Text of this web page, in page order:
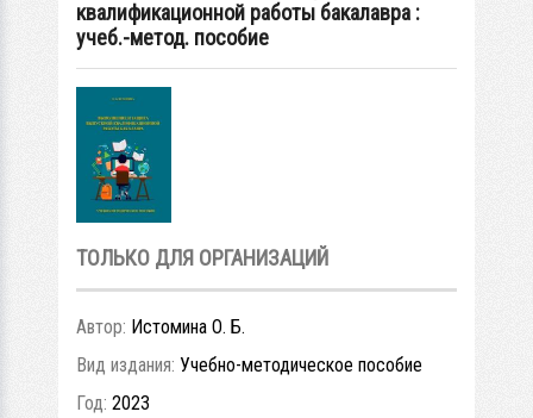
квалификационной работы бакалавра :
учеб.-метод. пособие
ТОЛЬКО ДЛЯ ОРГАНИЗАЦИЙ
Автор: Истомина О. Б.
Вид издания: Учебно-методическое пособие
Год: 2023